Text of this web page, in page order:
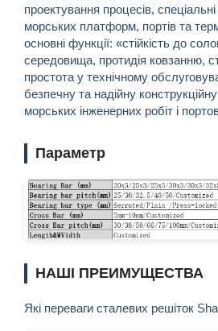
проектування процесів,
морських платформ, портів та
основні функції: «стійкість до
середовища, протидія ковзанню,
простота у технічному
безпечну та надійну
морських інженерних робіт і
Параметр
НАШІ ПРЕИМУЩЕСТВА
Які переваги сталевих решіток